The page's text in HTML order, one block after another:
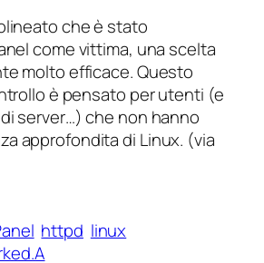
che è stato
come vittima, una scelta
molto efficace. Questo
è pensato per utenti (e
server…) che non hanno
approfondita di Linux. (via
httpd linux